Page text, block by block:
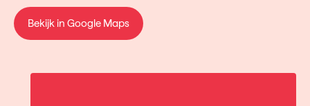
Bekijk in Google Maps